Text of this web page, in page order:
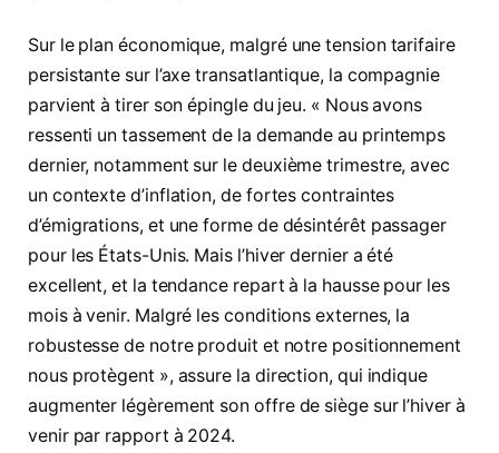
Sur le plan économique, malgré une tension tarifaire
persistante sur l’axe transatlantique, la compagnie
parvient à tirer son épingle du jeu. « Nous avons
ressenti un tassement de la demande au printemps
dernier, notamment sur le deuxième trimestre, avec
un contexte d’inflation, de fortes contraintes
d’émigrations, et une forme de désintérêt passager
pour les États-Unis. Mais l’hiver dernier a été
excellent, et la tendance repart à la hausse pour les
mois à venir. Malgré les conditions externes, la
robustesse de notre produit et notre positionnement
nous protègent », assure la direction, qui indique
augmenter légèrement son offre de siège sur l’hiver à
venir par rapport à 2024.